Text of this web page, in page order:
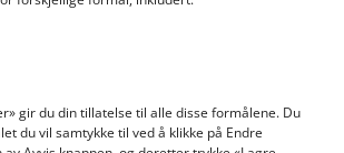
gir du din tillatelse til alle disse formålene. Du
du vil samtykke til ved å klikke på Endre